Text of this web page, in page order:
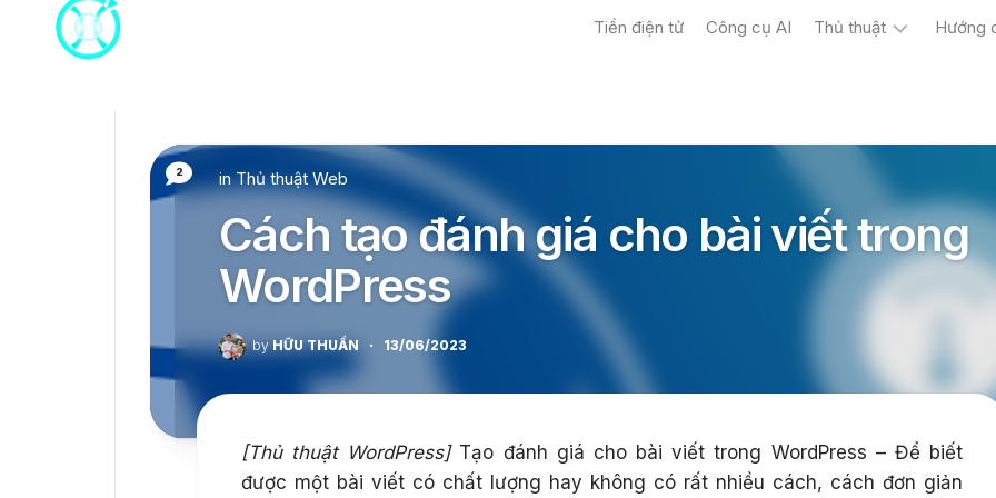
Tiền điện tử Công cụ AI Thủ thuật Hướng
2 inThủ thuật Web
Cách tạo đánh giá cho bài viết trong
WordPress
byHỮU THUẦN · 13/06/2023
[Thủ thuật WordPress]Tạo đánh giá cho bài viết trong WordPress – Để biết
được một bài viết có chất lượng hay không có rất nhiều cách, cách đơn giản